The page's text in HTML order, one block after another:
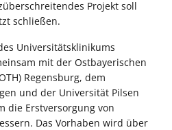
Projekt soll
schließen.
Universitätsklinikums
mit der Ostbayerischen
Regensburg, dem
und der Universität Pilsen
die Erstversorgung von
Das Vorhaben wird über